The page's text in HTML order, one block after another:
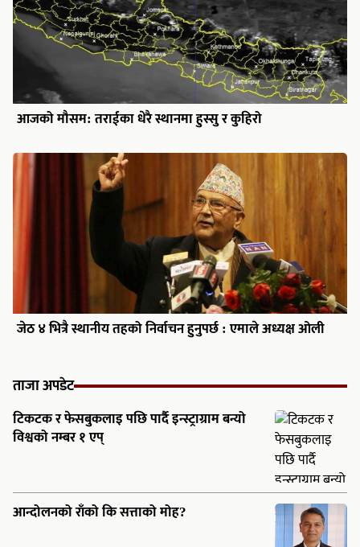
आजको मौसम: तराईका धेरै स्थानमा हुस्सु र कुहिरो
जेठ ४ भित्रै स्थानीय तहको निर्वाचन हुनुपर्छ : एमाले अध्यक्ष ओली
ताजा अपडेट
टिकटक र फेसबुकलाइ पछि पार्दै इन्स्ट्राग्राम बन्यो
विश्वको नम्बर १ एप्
आन्दोलनको राँको कि सत्ताको मोह?